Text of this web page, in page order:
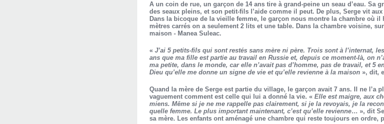
A un coin de rue, un garçon de 14 ans tire à grand-peine un seau d’eau. Sa
des seaux pleins, et son petit-fils l’aide comme il peut. De plus, Serge vit
Dans la bicoque de la vieille femme, le garçon nous montre la chambre où il
mètres carrés on a seulement 2 lits et une table. Dans la chambre voisine,
maison - Manea Suleac.
« J’ai 5 petits-fils qui sont restés sans mère ni père. Trois sont à l’internat,
ans que ma fille est partie au travail en Russie et, depuis ce moment-là, on
ma petite, dans le monde, car elle n’avait pas d’homme, pas de travail, et 5
Dieu qu’elle me donne un signe de vie et qu’elle revienne à la maison», dit,
Quand la mère de Serge est partie du village, le garçon avait 7 ans. Il ne l’a
vaguement comment est celle qui lui a donné la vie. « Elle est maigre, aux
miens. Même si je ne me rappelle pas clairement, si je la revoyais, je la
quelle femme. Le plus important maintenant, c’est qu’elle revienne… », dit
sa mère. Les enfants ont aménagé une chambre qui reste toujours en ordre,